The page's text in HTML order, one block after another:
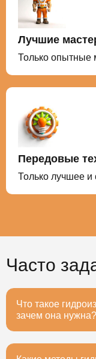
Лучшие
Только опытные
Передовые
Только лучшее
Часто
Что такое
зачем она нужна?